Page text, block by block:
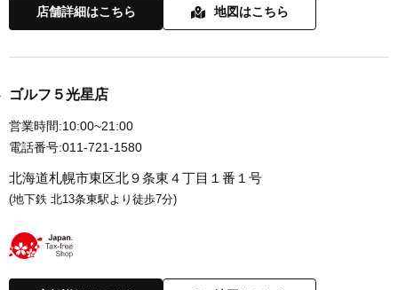
店舗詳細はこちら 地図はこちら
ゴルフ５光星店
営業時間:10:00~21:00
電話番号:011-721-1580
北海道札幌市東区北９条東４丁目１番１号
(地下鉄 北13条東駅より徒歩7分)